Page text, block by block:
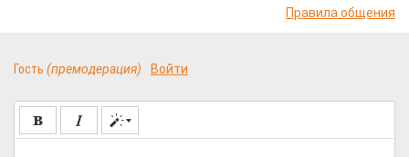
Правила общения
Гость (премодерация) Войти